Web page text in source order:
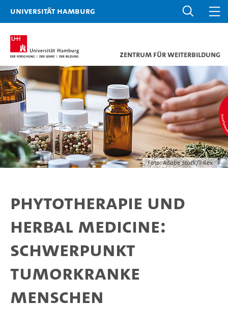
Universität Hamburg
Zentrum für Weiterbildung
Foto: Adobe Stock/T-Rex
Phytotherapie und
Herbal Medicine:
Schwerpunkt
tumorkranke
Menschen